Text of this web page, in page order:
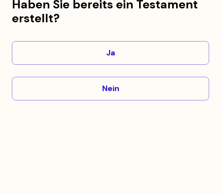
Haben Sie bereits ein Testament
erstellt?
Ja
Nein